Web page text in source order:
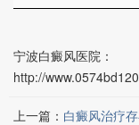
宁波白癜风医院：
http://
上一篇： 白癜风治疗